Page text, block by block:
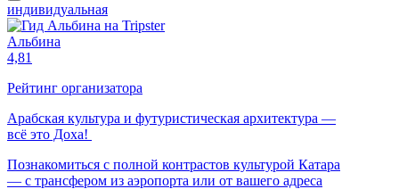
индивидуальная
Альбина
4,81
Рейтинг организатора
Арабская культура и футуристическая архитектура —
всё это Доха!
Познакомиться с полной контрастов культурой Катара
— с трансфером из аэропорта или от вашего адреса